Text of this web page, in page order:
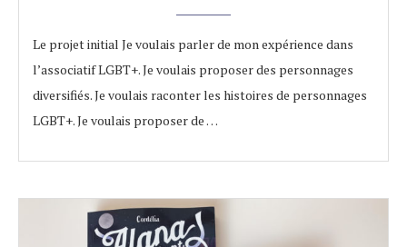
Le projet initial Je voulais parler de mon expérience dans
l’associatif LGBT+. Je voulais proposer des personnages
diversifiés. Je voulais raconter les histoires de personnages
LGBT+. Je voulais proposer de …